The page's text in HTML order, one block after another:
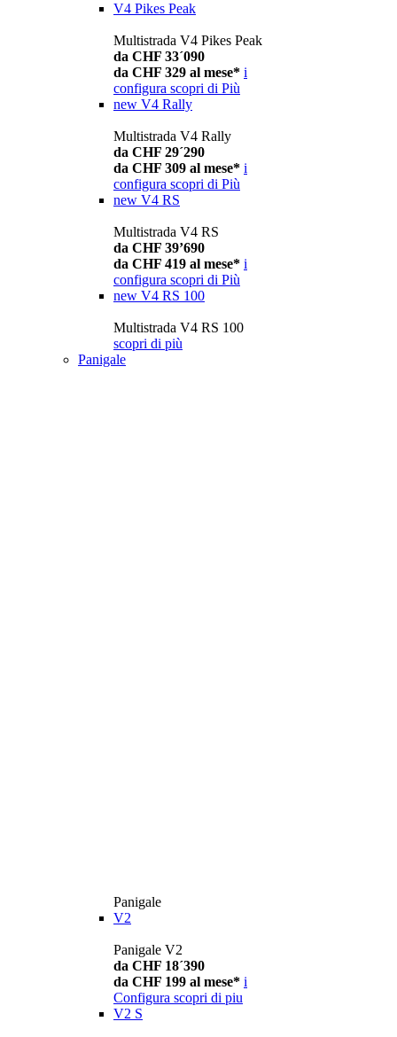
V4 Pikes Peak
Multistrada V4 Pikes Peak
da CHF 33´090
da CHF 329 al mese* i
configura scopri di Più
new V4 Rally
Multistrada V4 Rally
da CHF 29´290
da CHF 309 al mese* i
configura scopri di Più
new V4 RS
Multistrada V4 RS
da CHF 39’690
da CHF 419 al mese* i
configura scopri di Più
new V4 RS 100
Multistrada V4 RS 100
scopri di più
Panigale
Panigale
V2
Panigale V2
da CHF 18´390
da CHF 199 al mese* i
Configura scopri di piu
V2 S